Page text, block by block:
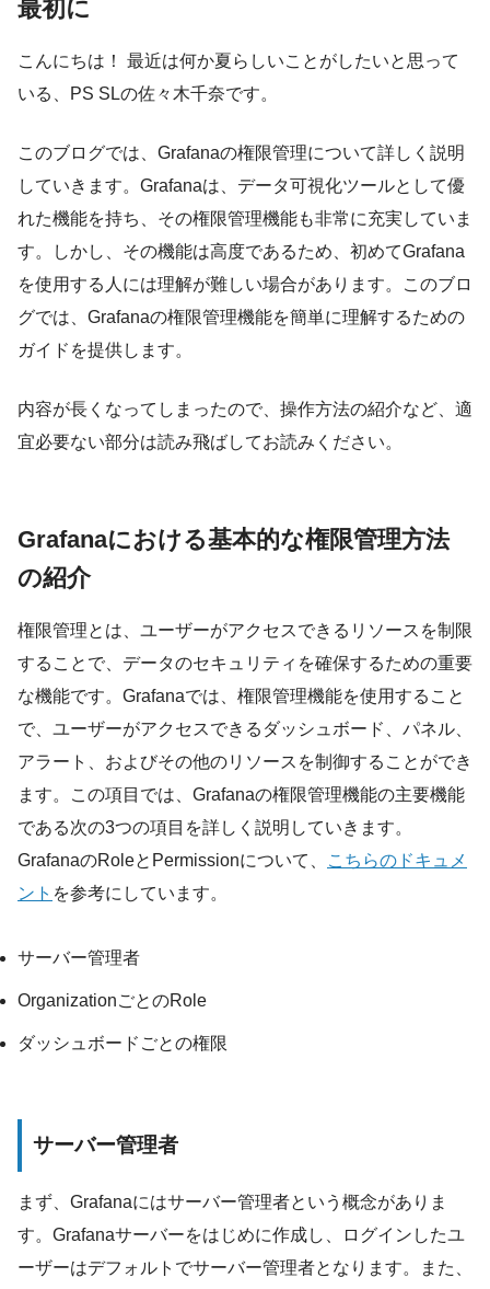
最初に
こんにちは！ 最近は何か夏らしいことがしたいと思って
いる、PS SLの佐々木千奈です。
このブログでは、Grafanaの権限管理について詳しく説明
していきます。Grafanaは、データ可視化ツールとして優
れた機能を持ち、その権限管理機能も非常に充実していま
す。しかし、その機能は高度であるため、初めてGrafana
を使用する人には理解が難しい場合があります。このブロ
グでは、Grafanaの権限管理機能を簡単に理解するための
ガイドを提供します。
内容が長くなってしまったので、操作方法の紹介など、適
宜必要ない部分は読み飛ばしてお読みください。
Grafanaにおける基本的な権限管理方法
の紹介
権限管理とは、ユーザーがアクセスできるリソースを制限
することで、データのセキュリティを確保するための重要
な機能です。Grafanaでは、権限管理機能を使用すること
で、ユーザーがアクセスできるダッシュボード、パネル、
アラート、およびその他のリソースを制御することができ
ます。この項目では、Grafanaの権限管理機能の主要機能
である次の3つの項目を詳しく説明していきます。
GrafanaのRoleとPermissionについて、
こちらのドキュメ
ント を参考にしています。
サーバー管理者
OrganizationごとのRole
ダッシュボードごとの権限
サーバー管理者
まず、Grafanaにはサーバー管理者という概念がありま
す。Grafanaサーバーをはじめに作成し、ログインしたユ
ーザーはデフォルトでサーバー管理者となります。また、